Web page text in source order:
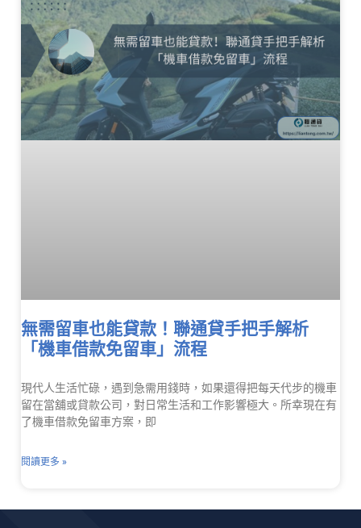
無需留車也能貸款！聯通貸手把手解析
「機車借款免留車」流程
現代人生活忙碌，遇到急需用錢時，如果還得把每天代步的機車
留在當舖或貸款公司，對日常生活和工作影響極大。所幸現在有
了機車借款免留車方案，即
閱讀更多 »